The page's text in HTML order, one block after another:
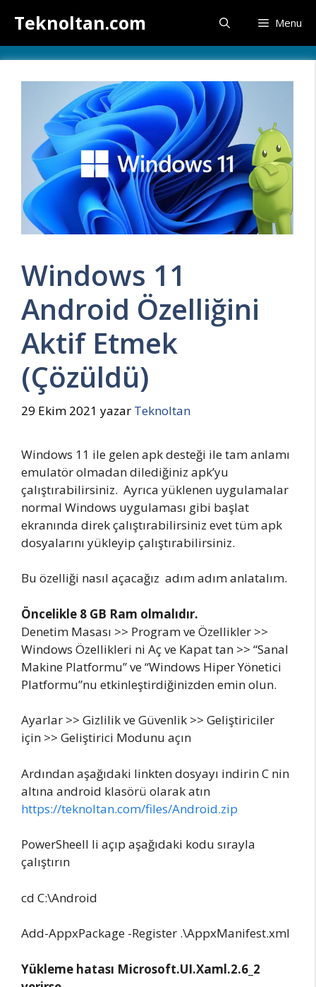
atlaTeknoltan.com Menu
Windows 11
Android Özelliğini
Aktif Etmek
(Çözüldü)
29 Ekim 2021 yazar Teknoltan
Windows 11 ile gelen apk desteği ile tam anlamı
emulatör olmadan dilediğiniz apk’yu
çalıştırabilirsiniz. Ayrıca yüklenen uygulamalar
normal Windows uygulaması gibi başlat
ekranında direk çalıştırabilirsiniz evet tüm apk
dosyalarını yükleyip çalıştırabilirsiniz.
Bu özelliği nasıl açacağız adım adım anlatalım.
Öncelikle 8 GB Ram olmalıdır.
Denetim Masası >> Program ve Özellikler >>
Windows Özellikleri ni Aç ve Kapat tan >> “Sanal
Makine Platformu” ve “Windows Hiper Yönetici
Platformu”nu etkinleştirdiğinizden emin olun.
Ayarlar >> Gizlilik ve Güvenlik >> Geliştiriciler
için >> Geliştirici Modunu açın
Ardından aşağıdaki linkten dosyayı indirin C nin
altına android klasörü olarak atın
https://teknoltan.com/files/Android.zip
PowerSheell li açıp aşağıdaki kodu sırayla
çalıştırın
cd C:\Android
Add-AppxPackage -Register .\AppxManifest.xml
Yükleme hatası Microsoft.UI.Xaml.2.6_2